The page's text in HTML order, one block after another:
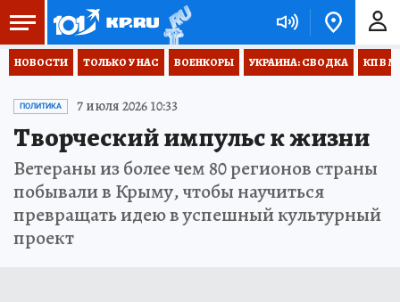
НОВОСТИ ТОЛЬКО У НАС ВОЕНКОРЫ УКРАИНА: СВОДКА КП В
ПОЛИТИКА 7 июля 2026 10:33
Творческий импульс к жизни
Ветераны из более чем 80 регионов страны
побывали в Крыму, чтобы научиться
превращать идею в успешный культурный
проект